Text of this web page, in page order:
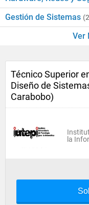
Gestión de Sistemas
Ver
Técnico Superior
Diseño de
Carabobo)
la